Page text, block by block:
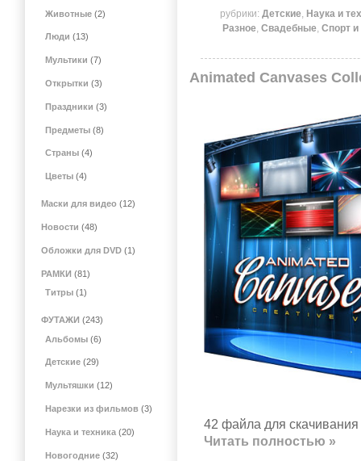
рубрики:Детские, Наука и
Разное,Свадебные,Спорт
Animated Canvases
42 файла для скачивания
Читать полностью »
Животные (2)
Люди (13)
Мультики (7)
Открытки (3)
Праздники (3)
Предметы (8)
Страны (4)
Цветы (4)
Маски для видео (12)
Новости (48)
Обложки для DVD(1)
РАМКИ (81)
Титры (1)
ФУТАЖИ (243)
Альбомы (6)
Детские (29)
Мультяшки (12)
Нарезки из фильмов (3)
Наука и техника (20)
Новогодние (32)